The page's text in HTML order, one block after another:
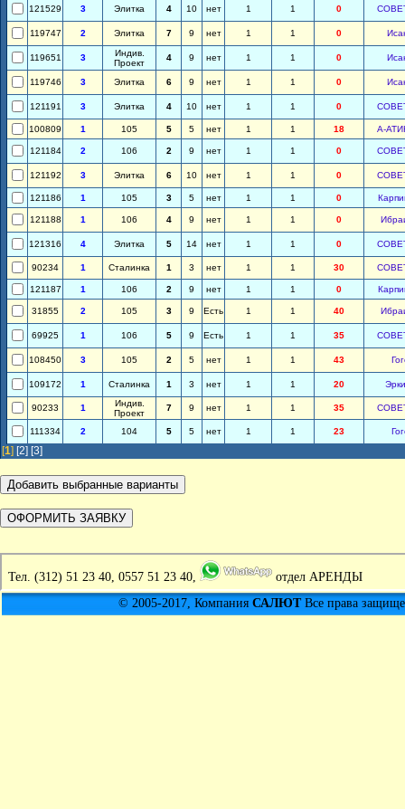
121529 3 Элитка 4 10 нет 1 1 0
119747 2 Элитка 7 9 нет 1 1 0
119651 3
Индив.
Проект
4 9 нет 1 1 0
119746 3 Элитка 6 9 нет 1 1 0
121191 3 Элитка 4 10 нет 1 1 0
100809 1 105 5 5 нет 1 1 18 А-
121184 2 106 2 9 нет 1 1 0
121192 3 Элитка 6 10 нет 1 1 0
121186 1 105 3 5 нет 1 1 0
121188 1 106 4 9 нет 1 1 0
121316 4 Элитка 5 14 нет 1 1 0
90234 1 Сталинка 1 3 нет 1 1 30
121187 1 106 2 9 нет 1 1 0
31855 2 105 3 9 Есть 1 1 40
69925 1 106 5 9 Есть 1 1 35
108450 3 105 2 5 нет 1 1 43
109172 1 Сталинка 1 3 нет 1 1 20
90233 1
Индив.
Проект
7 9 нет 1 1 35
111334 2 104 5 5 нет 1 1 23
[1] [2] [3]
Тел. (312) 51 23 40, 0557 51 23 40,
отдел АРЕНДЫ
© 2005-2017, Компания САЛЮТВсе права